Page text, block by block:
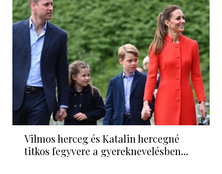
Vilmos herceg és Katalin hercegné
titkos fegyvere a gyereknevelésben...